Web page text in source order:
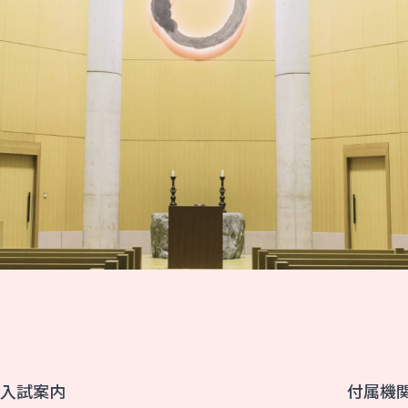
入試案内 付属機